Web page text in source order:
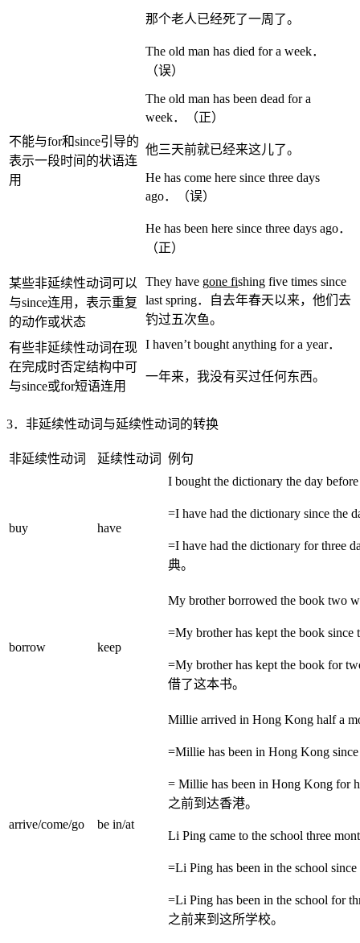
不能与for和since引导的
表示一段时间的状语连
用
那个老人已经死了一周了。
The old man has died for a week．
（误）
The old man has been dead for a
week．（正）
他三天前就已经来这儿了。
He has come here since three days
ago．（误）
He has been here since three days ago．
（正）
某些非延续性动词可以
与since连用，表示重复
的动作或状态
They have gone fishing five times since
last spring．自去年春天以来，他们去
钓过五次鱼。
有些非延续性动词在现
在完成时否定结构中可
与since或for短语连用
I haven’t bought anything for a year．
一年来，我没有买过任何东西。
3．非延续性动词与延续性动词的转换
非延续性动词 延续性动词 例句
buy have
I bought the dictionary the day
=I have had the dictionary since the
=I have had the dictionary for three
典。
borrow keep
My brother borrowed the book two
=My brother has kept the book since
=My brother has kept the book for
借了这本书。
arrive/come/go be in/at
Millie arrived in Hong Kong half a
=Millie has been in Hong Kong
= Millie has been in Hong Kong for
之前到达香港。
Li Ping came to the school three
=Li Ping has been in the school
=Li Ping has been in the school for
之前来到这所学校。